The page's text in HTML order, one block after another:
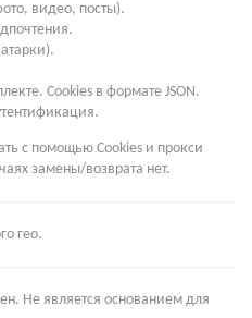
видео, посты).
Cookies в формате JSON.
с помощью Cookies и прокси
замены/возврата нет.
гео.
Не является основанием для